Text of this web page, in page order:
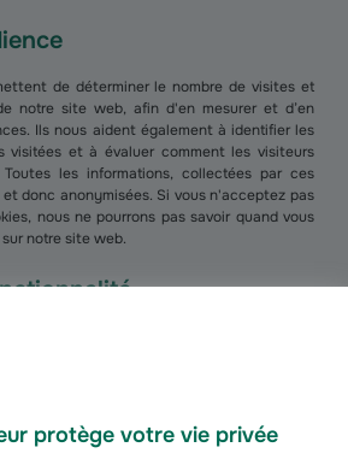
protège votre vie privée
de déterminer le nombre de visites et
notre site web, afin d'en mesurer et d’en
Ils nous aident également à identifier les
visitées et à évaluer comment les visiteurs
les informations, collectées par ces
donc anonymisées. Si vous n'acceptez pas
nous ne pourrons pas savoir quand vous
notre site web.
Si vous n'acceptez pas cette catégorie de
ces fonctionnalités seront susceptibles